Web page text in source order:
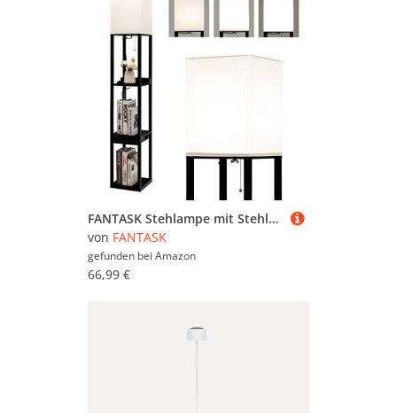
FANTASK Stehlampe mit Stehleuchte Holz, Floor Lamp Wohnzimmer, dimmbar 160cm, E27, mit 2 USB Anschlüsseln, Stehleuchte mit Schublade für Wohnzimmer & Schlafzimmer, inkl. LED Glühbirnen 5000K [Energie
von FANTASK
gefunden bei Amazon
66,99 €